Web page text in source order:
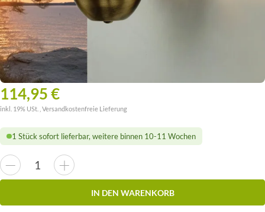
114,95 €
inkl. 19% USt. , Versandkostenfreie Lieferung
1 Stück sofort lieferbar, weitere binnen 10-11 Wochen
IN DEN WARENKORB